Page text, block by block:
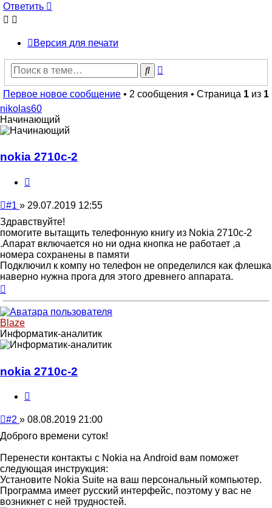
Ответить
Версия для печати
Поиск
Первое новое сообщение • 2 сообщения • Страница 1 из 1
nikolas60
Начинающий
nokia 2710c-2
Непрочитанное
#1 » 29.07.2019 12:55
Здравствуйте!
помогите вытащить телефонную книгу из Nokia 2710c-2
.Апарат включается но ни одна кнопка не работает ,а
номера сохранены в памяти
Подключил к компу но телефон не определился как флешка
наверно нужна прога для этого древнего аппарата.
началу
Blaze
Информатик-аналитик
nokia 2710c-2
Непрочитанное
#2 » 08.08.2019 21:00
Доброго времени суток!
Перенести контакты с Nokia на Android вам поможет
следующая инструкция:
Установите Nokia Suite на ваш персональный компьютер.
Программа имеет русский интерфейс, поэтому у вас не
возникнет с ней трудностей.